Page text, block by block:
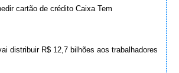
cartão de crédito Caixa Tem
distribuir R$ 12,7 bilhões aos trabalhadores